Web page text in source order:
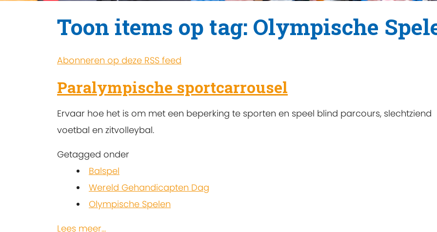
Toon items op tag: Olympische
Abonneren op deze RSS feed
Paralympische sportcarrousel
Ervaar hoe het is om met een beperking te sporten en speel blind parcours, slechtziend
voetbal en zitvolleybal.
Getagged onder
Balspel
Wereld Gehandicapten Dag
Olympische Spelen
Lees meer...